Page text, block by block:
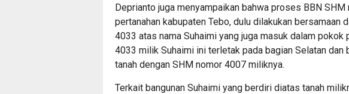
Deprianto juga menyampaikan bahwa proses BBN
pertanahan kabupaten Tebo, dulu dilakukan bersamaan
4033 atas nama Suhaimi yang juga masuk dalam pokok
4033 milik Suhaimi ini terletak pada bagian Selatan dan
tanah dengan SHM nomor 4007 miliknya.
Terkait bangunan Suhaimi yang berdiri diatas tanah